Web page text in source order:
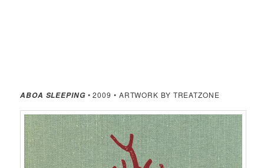
ABOA SLEEPING• 2009 • ARTWORK BY TREATZONE